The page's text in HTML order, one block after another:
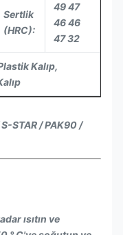
Sertlik
(HRC):
49 47
46 46
47 32
Kalıp,
STAR / PAK90 /
ısıtın ve